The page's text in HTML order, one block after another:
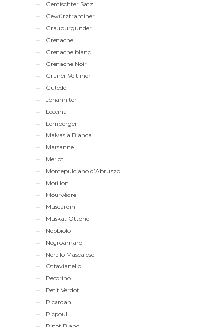
Gemischter Satz
Gewürztraminer
Grauburgunder
Grenache
Grenache blanc
Grenache Noir
Grüner Veltliner
Gutedel
Johanniter
Leccina
Lemberger
Malvasia Bianca
Marsanne
Merlot
Montepulciano d’Abruzzo
Morillon
Mourvèdre
Muscardin
Muskat Ottonel
Nebbiolo
Negroamaro
Nerello Mascalese
Ottavianello
Pecorino
Petit Verdot
Picardan
Picpoul